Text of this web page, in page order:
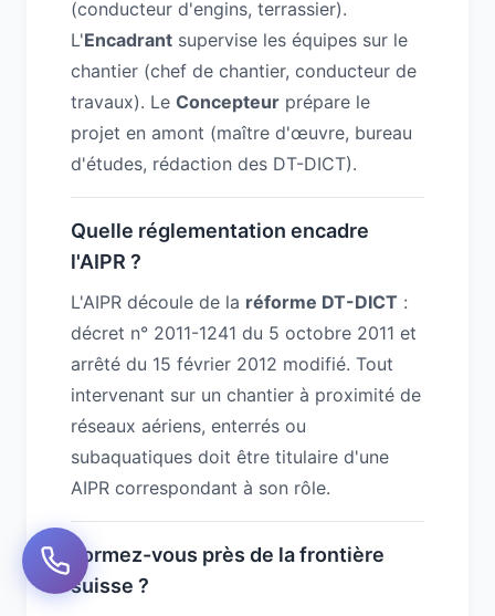
(conducteur d'engins, terrassier).
L'Encadrant supervise les équipes sur le
chantier (chef de chantier, conducteur de
travaux). Le Concepteur prépare le
projet en amont (maître d'œuvre, bureau
d'études, rédaction des DT-DICT).
Quelle réglementation encadre
l'AIPR ?
L'AIPR découle de la réforme DT-DICT :
décret n° 2011-1241 du 5 octobre 2011 et
arrêté du 15 février 2012 modifié. Tout
intervenant sur un chantier à proximité de
réseaux aériens, enterrés ou
subaquatiques doit être titulaire d'une
AIPR correspondant à son rôle.
Formez-vous près de la frontière
suisse ?